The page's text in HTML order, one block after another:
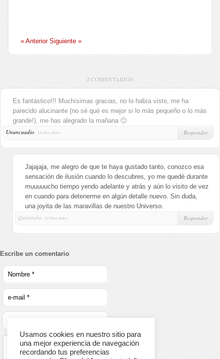
« Anterior Siguiente »
2 COMENTARIOS
Es fantástico!!! Muchísimas gracias, no lo había visto, me ha
parecido alucinante (no sé qué es mejor si lo más pequeño o lo más
grande!), me has alegrado la mañana 🙂
Ununcuadio, 14 Años Antes Responder
Jajajaja, me alegro de que te haya gustado tanto, conozco esa
sensación de ilusión cuando lo descubres, yo me quedé durante
muuuuucho tiempo yendo adelante y atrás y aún lo visito de vez
en cuando para detenerme en algún detalle nuevo. Sin duda,
una joyita de las maravillas de nuestro Universo.
Quimitube,
14 Años Antes Responder
Escribe un comentario
Usamos cookies en nuestro sitio para
una mejor experiencia de navegación
recordando tus preferencias